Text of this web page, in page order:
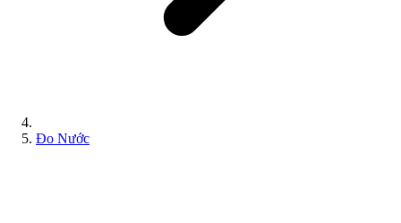
Đo Nước